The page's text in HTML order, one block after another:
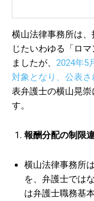
横山法律事務所は
じたいわゆる「ロ
ましたが、 2024年5
対象となり、公表さ
表弁護士の横山晃
す。
報酬分配の制限
横山法律事務所
を、弁護士では
は弁護士職務基